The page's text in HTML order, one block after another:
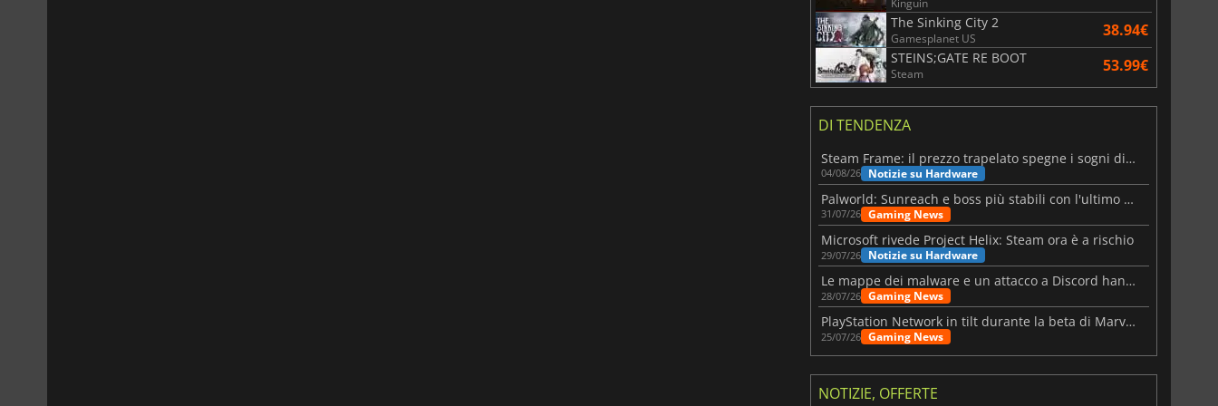
The Sinking City 2
Gamesplanet US 38.94€
STEINS;GATE RE BOOT
Steam 53.99€
DI TENDENZA
Steam Frame: il prezzo trapelato spegne i sogni di un VR economico
04/08/26 Notizie su Hardware
Palworld: Sunreach e boss più stabili con l'ultimo update
31/07/26 Gaming News
Microsoft rivede Project Helix: Steam ora è a rischio
29/07/26 Notizie su Hardware
Le mappe dei malware e un attacco a Discord hanno colpito Meccha Chameleon
28/07/26 Gaming News
PlayStation Network in tilt durante la beta di Marvel Tōkon
25/07/26 Gaming News
NOTIZIE, OFFERTE